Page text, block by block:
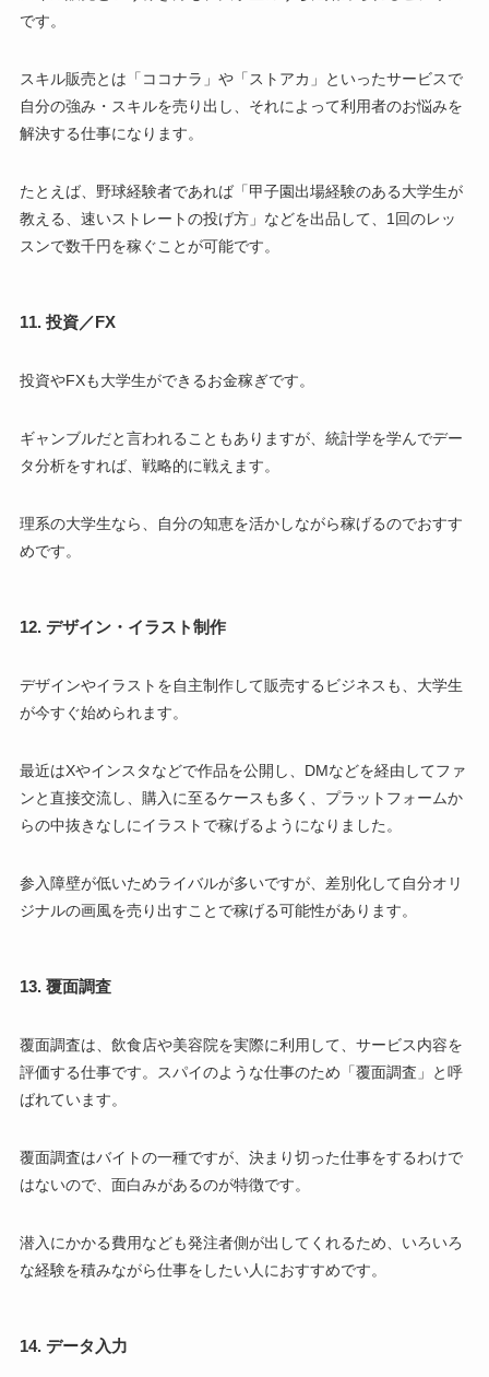
です。
スキル販売とは「ココナラ」や「ストアカ」といったサービスで
自分の強み・スキルを売り出し、それによって利用者のお悩みを
解決する仕事になります。
たとえば、野球経験者であれば「甲子園出場経験のある大学生が
教える、速いストレートの投げ方」などを出品して、1回のレッ
スンで数千円を稼ぐことが可能です。
11. 投資／FX
投資やFXも大学生ができるお金稼ぎです。
ギャンブルだと言われることもありますが、統計学を学んでデー
タ分析をすれば、戦略的に戦えます。
理系の大学生なら、自分の知恵を活かしながら稼げるのでおすす
めです。
12. デザイン・イラスト制作
デザインやイラストを自主制作して販売するビジネスも、大学生
が今すぐ始められます。
最近はXやインスタなどで作品を公開し、DMなどを経由してファ
ンと直接交流し、購入に至るケースも多く、プラットフォームか
らの中抜きなしにイラストで稼げるようになりました。
参入障壁が低いためライバルが多いですが、差別化して自分オリ
ジナルの画風を売り出すことで稼げる可能性があります。
13. 覆面調査
覆面調査は、飲食店や美容院を実際に利用して、サービス内容を
評価する仕事です。スパイのような仕事のため「覆面調査」と呼
ばれています。
覆面調査はバイトの一種ですが、決まり切った仕事をするわけで
はないので、面白みがあるのが特徴です。
潜入にかかる費用なども発注者側が出してくれるため、いろいろ
な経験を積みながら仕事をしたい人におすすめです。
14. データ入力